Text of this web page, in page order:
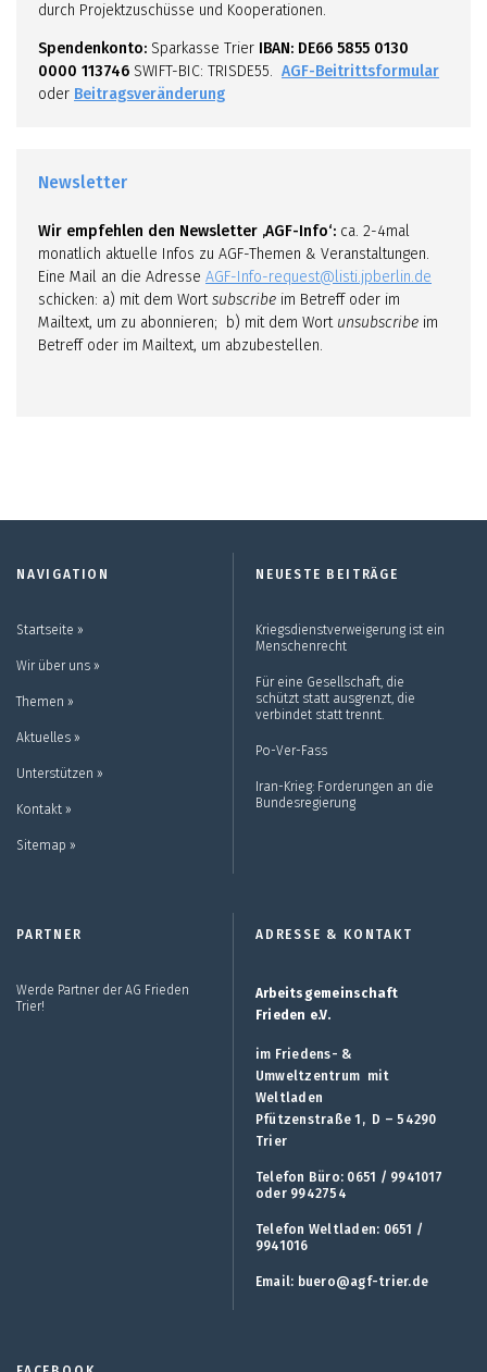
durch Projektzuschüsse und Kooperationen.
Spendenkonto: Sparkasse Trier IBAN: DE66 5855 0130
0000 113746 SWIFT-BIC: TRISDE55. AGF-Beitrittsformular
oder Beitragsveränderung
Newsletter
Wir empfehlen den Newsletter ‚AGF-Info‘: ca. 2-4mal
monatlich aktuelle Infos zu AGF-Themen & Veranstaltungen.
Eine Mail an die Adresse AGF-Info-request@listi.jpberlin.de
schicken: a) mit dem Wortsubscribe im Betreff oder im
Mailtext, um zu abonnieren; b) mit dem Wort unsubscribe im
Betreff oder im Mailtext, um abzubestellen.
NAVIGATION
Startseite ››
Wir über uns ››
Themen ››
Aktuelles ››
Unterstützen ››
Kontakt ››
Sitemap ››
NEUESTE BEITRÄGE
Kriegsdienstverweigerung ist ein
Menschenrecht
Für eine Gesellschaft, die
schützt statt ausgrenzt, die
verbindet statt trennt.
Po-Ver-Fass
Iran-Krieg: Forderungen an die
Bundesregierung
PARTNER
Werde Partner der AG Frieden
Trier!
ADRESSE & KONTAKT
Arbeitsgemeinschaft
Frieden e.V.
im Friedens- &
Umweltzentrum mit
Weltladen
Pfützenstraße 1, D – 54290
Trier
Telefon Büro: 0651 / 9941017
oder 9942754
Telefon Weltladen: 0651 /
9941016
Email: buero@agf-trier.de